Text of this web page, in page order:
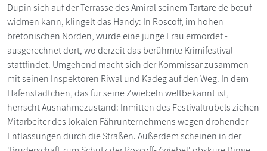
Dupin sich auf der Terrasse des Amiral seinem Tartare de bœuf
widmen kann, klingelt das Handy: In Roscoff, im hohen
bretonischen Norden, wurde eine junge Frau ermordet -
ausgerechnet dort, wo derzeit das berühmte Krimifestival
stattfindet. Umgehend macht sich der Kommissar zusammen
mit seinen Inspektoren Riwal und Kadeg auf den Weg. In dem
Hafenstädtchen, das für seine Zwiebeln weltbekannt ist,
herrscht Ausnahmezustand: Inmitten des Festivaltrubels ziehen
Mitarbeiter des lokalen Fährunternehmens wegen drohender
Entlassungen durch die Straßen. Außerdem scheinen in der